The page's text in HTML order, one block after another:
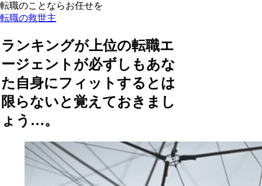
転職のことならお任せを
転職の救世主
ランキングが上位の転職エ
ージェントが必ずしもあな
た自身にフィットするとは
限らないと覚えておきまし
ょう…。